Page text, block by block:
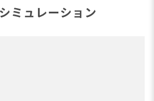
ミュレーション